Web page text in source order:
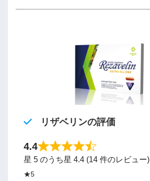
リザベリンの評価
4.4
星 5 のうち星 4.4 (14 件のレビュー)
★5